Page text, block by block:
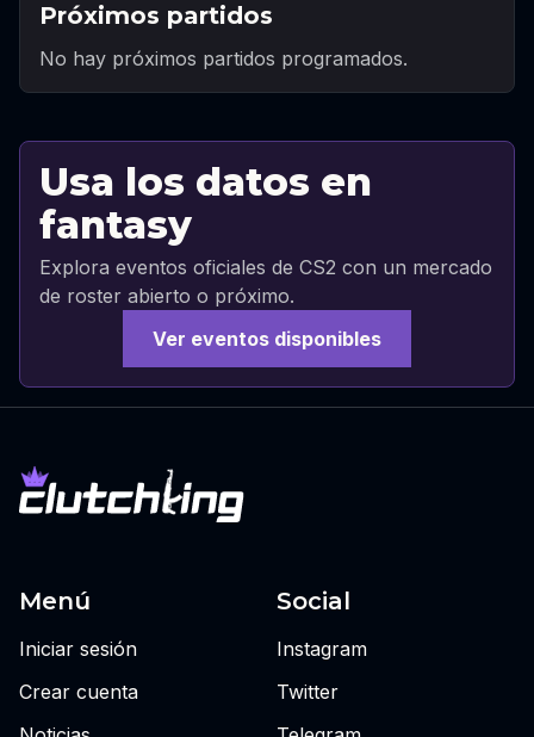
Próximos partidos
No hay próximos partidos programados.
Usa los datos en
fantasy
Explora eventos oficiales de CS2 con un mercado
de roster abierto o próximo.
Ver eventos disponibles
Menú
Iniciar sesión
Crear cuenta
Social
Instagram
Twitter